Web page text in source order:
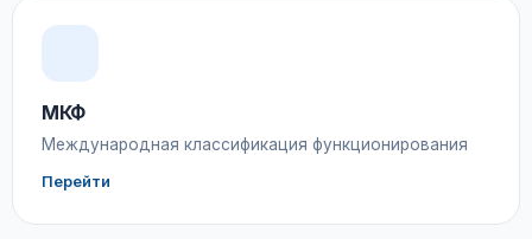
МКФ
Международная классификация функционирования
Перейти